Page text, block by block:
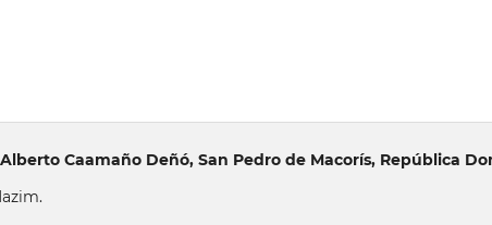
Caamaño Deñó, San Pedro de Macorís, República